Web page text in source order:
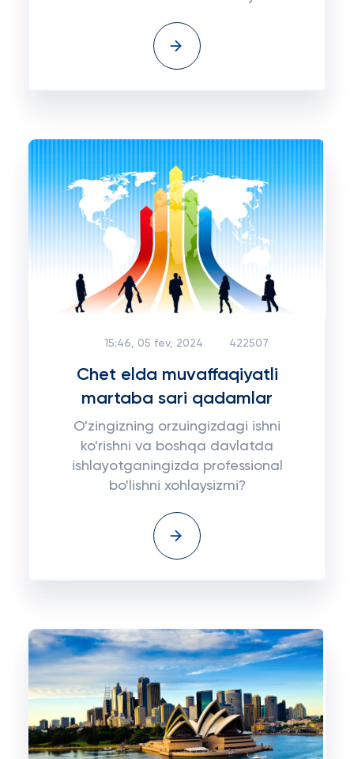
15:46, 05 fev, 2024 422507
Chet elda muvaffaqiyatli
martaba sari qadamlar
O'zingizning orzuingizdagi ishni
ko'rishni va boshqa davlatda
ishlayotganingizda professional
bo'lishni xohlaysizmi?